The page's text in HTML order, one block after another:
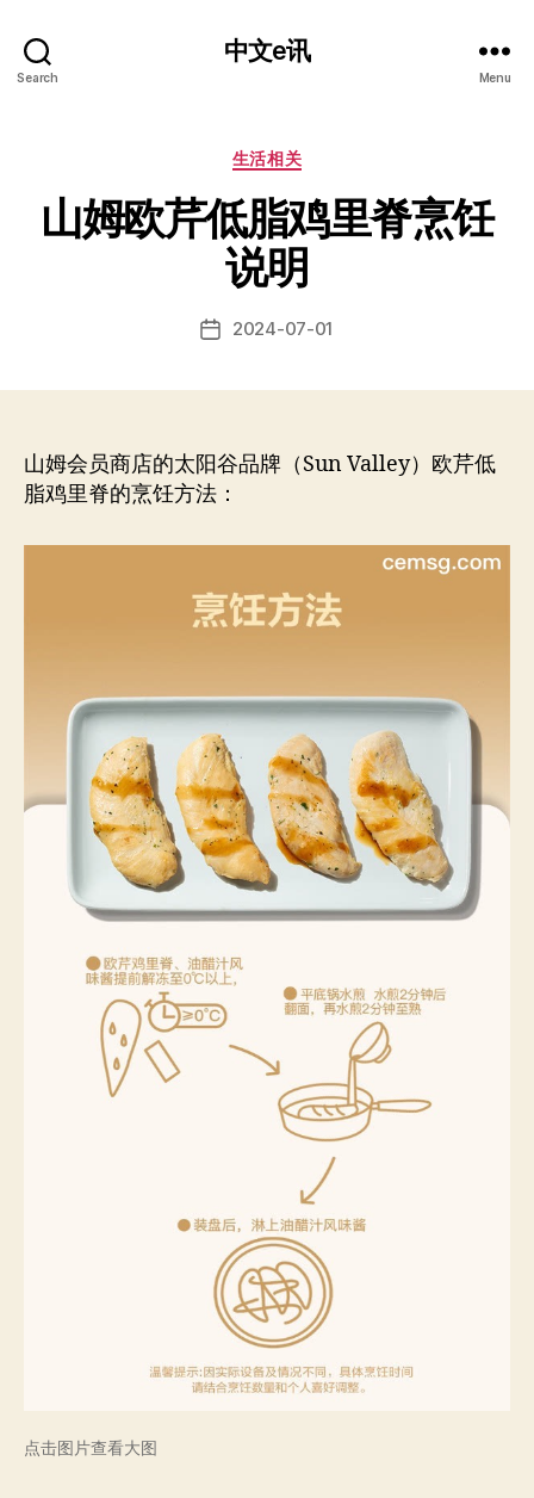
Search
中文e讯
Menu
Categories
生活相关
山姆欧芹低脂鸡里脊烹饪
说明
Post2024-07-01
山姆会员商店的太阳谷品牌（Sun Valley）欧芹低
脂鸡里脊的烹饪方法：
点击图片查看大图